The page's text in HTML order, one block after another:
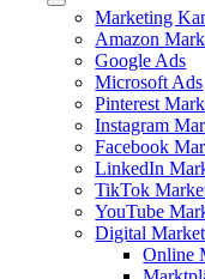
Toggle
Navigation
Marketing
Amazon
Google Ads
Microsoft Ads
Pinterest
Instagram
Facebook
LinkedIn
TikTok
YouTube
Digital
Online